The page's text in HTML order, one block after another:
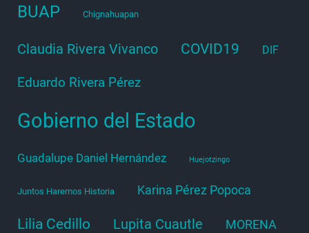
BUAP Chignahuapan
Claudia Rivera Vivanco COVID19 DIF
Eduardo Rivera Pérez
Gobierno del Estado
Guadalupe Daniel Hernández Huejotzingo
Juntos Haremos Historia Karina Pérez Popoca
Lilia Cedillo Lupita Cuautle MORENA